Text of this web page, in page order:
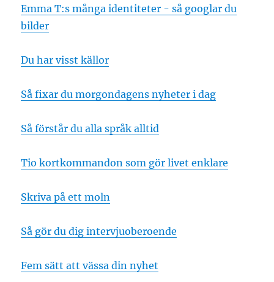
Emma T:s många identiteter - så googlar du
bilder
Du har visst källor
Så fixar du morgondagens nyheter i dag
Så förstår du alla språk alltid
Tio kortkommandon som gör livet enklare
Skriva på ett moln
Så gör du dig intervjuoberoende
Fem sätt att vässa din nyhet